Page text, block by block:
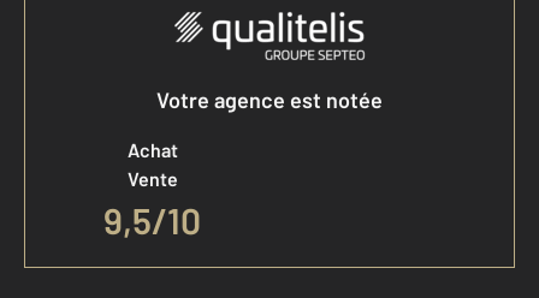
Votre agence est notée
Achat
Vente
9,5/10